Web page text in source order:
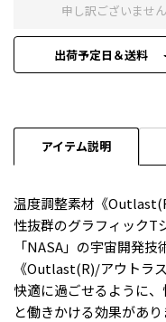
申し訳ございませ
出荷予定日＆送料
アイテム説明
温度調整素材《
性抜群のグラフィックT
「NASA」の宇宙開発
《Outlast(R)/アウトラ
快適に過ごせるように
と働きかける効果があり